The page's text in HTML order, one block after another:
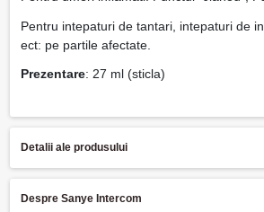
Pentru intepaturi de tantari, intepaturi de
ect: pe partile afectate.
Prezentare: 27 ml (sticla)
Detalii ale produsului
Despre Sanye Intercom